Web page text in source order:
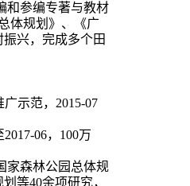
和参编专著与教材
体规划》、《广
兴，完成多个田
示范， 2015-07
2017-06， 100万
家森林公园总体规
划等40余项研究，